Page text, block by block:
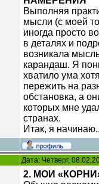
Выполняя
мысли (с моей
иногда просто
в деталях и
возникала
карандаш. Я
хватило ума
пережить на
обстановка, а
которых мне
странах.
Итак, я
Дата: Четверг,
2. МОИ